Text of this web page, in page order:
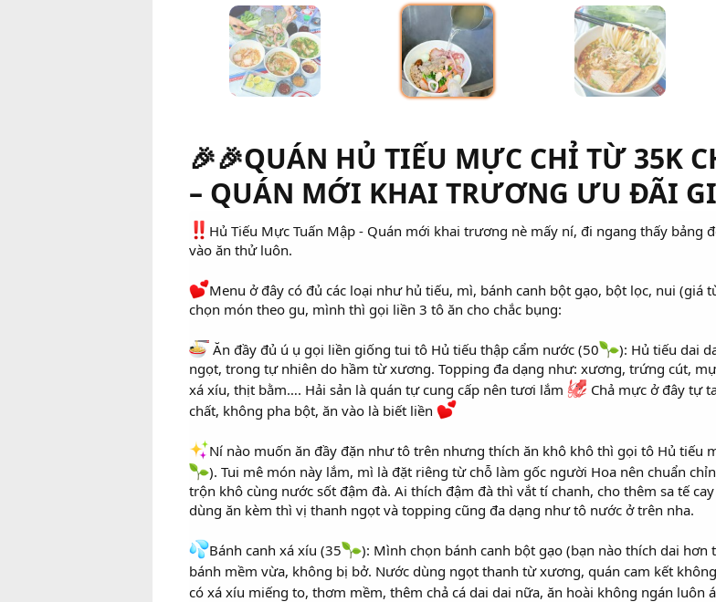
🎉🎉QUÁN HỦ TIẾU MỰC CHỈ TỪ 35K
– QUÁN MỚI KHAI TRƯƠNG ƯU ĐÃI
Hủ Tiếu Mực Tuấn Mập - Quán mới khai trương nè mấy ní, đi ngang thấy bảng
vào ăn thử luôn.
Menu ở đây có đủ các loại như hủ tiếu, mì, bánh canh bột gạo, bột lọc, nui (giá
chọn món theo gu, mình thì gọi liền 3 tô ăn cho chắc bụng:
Ăn đầy đủ ú ụ gọi liền giống tui tô Hủ tiếu thập cẩm nước (50
): Hủ tiếu dai
ngọt, trong tự nhiên do hầm từ xương. Topping đa dạng như: xương, trứng cút,
xá xíu, thịt bằm…. Hải sản là quán tự cung cấp nên tươi lắm
Chả mực ở đây tự
chất, không pha bột, ăn vào là biết liền
Ní nào muốn ăn đầy đặn như tô trên nhưng thích ăn khô khô thì gọi tô Hủ tiếu
). Tui mê món này lắm, mì là đặt riêng từ chỗ làm gốc người Hoa nên chuẩn
trộn khô cùng nước sốt đậm đà. Ai thích đậm đà thì vắt tí chanh, cho thêm sa tế
dùng ăn kèm thì vị thanh ngọt và topping cũng đa dạng như tô nước ở trên nha.
Bánh canh xá xíu (35
): Mình chọn bánh canh bột gạo (bạn nào thích dai hơn
bánh mềm vừa, không bị bở. Nước dùng ngọt thanh từ xương, quán cam kết
có xá xíu miếng to, thơm mềm, thêm chả cá dai dai nữa, ăn hoài không ngán luôn á